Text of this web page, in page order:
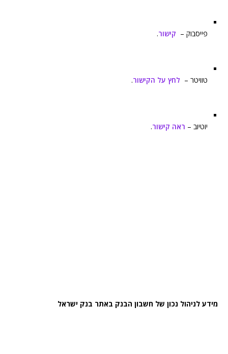
פייסבוק – קישור.
טוויטר – לחץ על הקישור.
יוטיוב – ראה קישור.
מידע לניהול נכון של חשבון הבנק באתר בנק ישראל